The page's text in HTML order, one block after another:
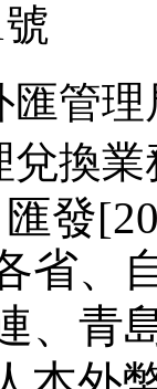
匯管
換
匯發
省、
、青